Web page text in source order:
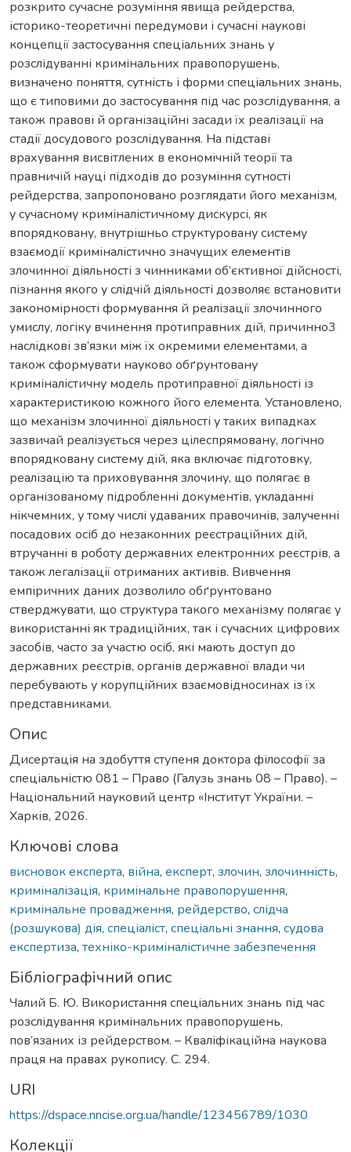
розкрито сучасне розуміння явища рейдерства,
історико-теоретичні передумови і сучасні наукові
концепції застосування спеціальних знань у
розслідуванні кримінальних правопорушень,
визначено поняття, сутність і форми спеціальних знань,
що є типовими до застосування під час розслідування, а
також правові й організаційні засади їх реалізації на
стадії досудового розслідування. На підставі
врахування висвітлених в економічній теорії та
правничій науці підходів до розуміння сутності
рейдерства, запропоновано розглядати його механізм,
у сучасному криміналістичному дискурсі, як
впорядковану, внутрішньо структуровану систему
взаємодії криміналістично значущих елементів
злочинної діяльності з чинниками об’єктивної дійсності,
пізнання якого у слідчій діяльності дозволяє встановити
закономірності формування й реалізації злочинного
умислу, логіку вчинення протиправних дій, причинно3
наслідкові зв’язки між їх окремими елементами, а
також сформувати науково обґрунтовану
криміналістичну модель протиправної діяльності із
характеристикою кожного його елемента. Установлено,
що механізм злочинної діяльності у таких випадках
зазвичай реалізується через цілеспрямовану, логічно
впорядковану систему дій, яка включає підготовку,
реалізацію та приховування злочину, що полягає в
організованому підробленні документів, укладанні
нікчемних, у тому числі удаваних правочинів, залученні
посадових осіб до незаконних реєстраційних дій,
втручанні в роботу державних електронних реєстрів, а
також легалізації отриманих активів. Вивчення
емпіричних даних дозволило обґрунтовано
стверджувати, що структура такого механізму полягає у
використанні як традиційних, так і сучасних цифрових
засобів, часто за участю осіб, які мають доступ до
державних реєстрів, органів державної влади чи
перебувають у корупційних взаємовідносинах із їх
представниками.
Опис
Дисертація на здобуття ступеня доктора філософії за
спеціальністю 081 – Право (Галузь знань 08 – Право). –
Національний науковий центр «Інститут України. –
Харків, 2026.
Ключові слова
висновок експерта, війна, експерт, злочин, злочинність,
криміналізація, кримінальне правопорушення,
кримінальне провадження, рейдерство, слідча
(розшукова) дія, спеціаліст, спеціальні знання, судова
експертиза, техніко-криміналістичне забезпечення
Бібліографічний опис
Чалий Б. Ю. Використання спеціальних знань під час
розслідування кримінальних правопорушень,
пов’язаних із рейдерством. – Кваліфікаційна наукова
праця на правах рукопису. С. 294.
URI
https://dspace.nncise.org.ua/handle/123456789/1030
Колекції